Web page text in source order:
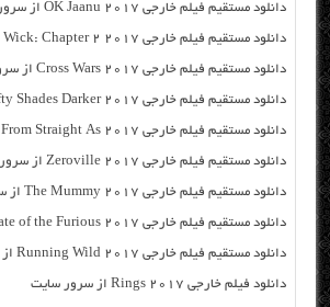
دانلود مستقیم فیلم خارجی OK Jaanu 2017 از سرور سایت
دانلود مستقیم فیلم خارجی John Wick: Chapter 2 2017 از سرور سایت
دانلود مستقیم فیلم خارجی Cross Wars 2017 از سرور سایت
دانلود مستقیم فیلم خارجی Fifty Shades Darker 2017 از سرور سایت
دانلود مستقیم فیلم خارجی From Straight As 2017 از سرور سایت
دانلود مستقیم فیلم خارجی Zeroville 2017 از سرور سایت
دانلود مستقیم فیلم خارجی The Mummy 2017 از سرور سایت
دانلود مستقیم فیلم خارجی The Fate of the Furious 2017 از سرور سایت
دانلود مستقیم فیلم خارجی Running Wild 2017 از سرور سایت
دانلود فیلم خارجی Rings 2017 از سرور سایت